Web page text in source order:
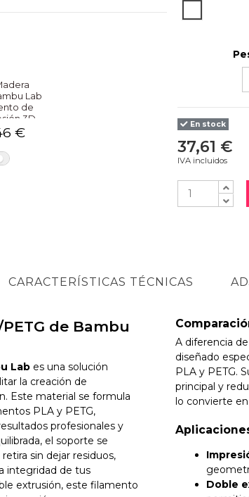
En stock
37,61 €
IVA incluidos
Lab
de
3D
€
CARACTERÍSTICAS TÉCNICAS
de Bambu
Lab es una solución
la creación de
Este material se formula
PLA y PETG,
profesionales y
el soporte se
sin dejar residuos,
integridad de tus
extrusión, este filamento
A diferencia
diseñado
PLA y PETG.
principal y
lo convierte
Doble